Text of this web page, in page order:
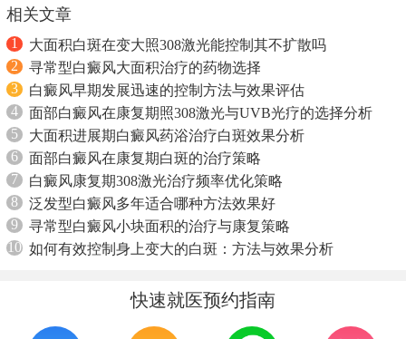
相关文章
1
大面积白斑在变大照308激光能控制其不扩散吗
2
寻常型白癜风大面积治疗的药物选择
3
白癜风早期发展迅速的控制方法与效果评估
4
面部白癜风在康复期照308激光与UVB光疗的选择分析
5
大面积进展期白癜风药浴治疗白斑效果分析
6
面部白癜风在康复期白斑的治疗策略
7
白癜风康复期308激光治疗频率优化策略
8
泛发型白癜风多年适合哪种方法效果好
9
寻常型白癜风小块面积的治疗与康复策略
10 如何有效控制身上变大的白斑：方法与效果分析
快速就医预约指南